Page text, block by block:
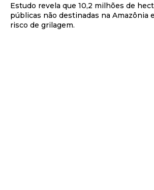
Estudo revela que 10,2 milhões de
públicas não destinadas na Amazônia
risco de grilagem.